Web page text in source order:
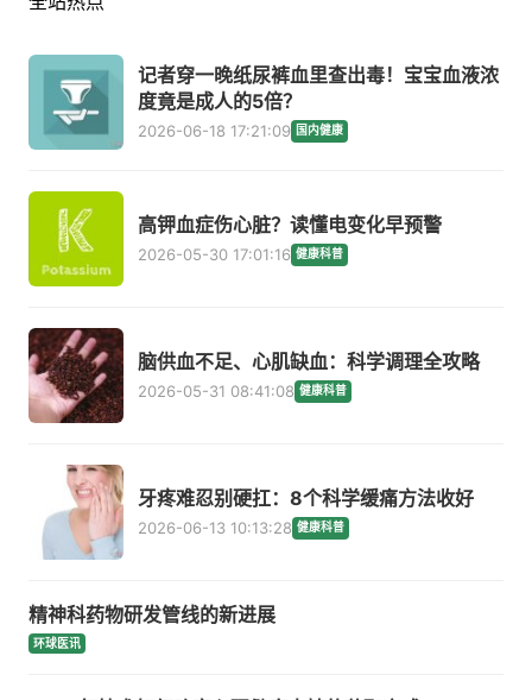
记者穿一晚纸尿裤血里查出毒！宝宝血液浓
度竟是成人的5倍？
2026-06-18 17:21:09 国内健康
高钾血症伤心脏？读懂电变化早预警
2026-05-30 17:01:16 健康科普
脑供血不足、心肌缺血：科学调理全攻略
2026-05-31 08:41:08 健康科普
牙疼难忍别硬扛：8个科学缓痛方法收好
2026-06-13 10:13:28 健康科普
精神科药物研发管线的新进展
环球医讯